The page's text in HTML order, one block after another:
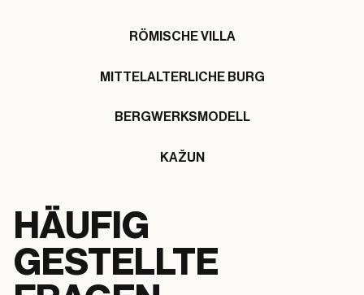
RÖMISCHE VILLA
MITTELALTERLICHE BURG
BERGWERKSMODELL
KAŽUN
HÄUFIG
GESTELLTE